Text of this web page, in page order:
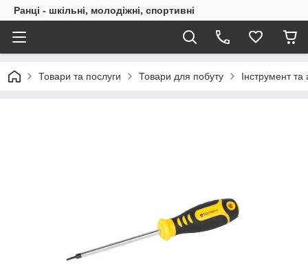
Ранці - шкільні, молодіжні, спортивні
Товари та послуги Товари для побуту Інструмент та